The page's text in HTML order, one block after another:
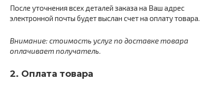
После уточнения всех деталей заказа на Ваш адрес
электронной почты будет выслан счет на оплату товара.
Внимание: стоимость услуг по доставке товара
оплачивает получатель.
2. Оплата товара